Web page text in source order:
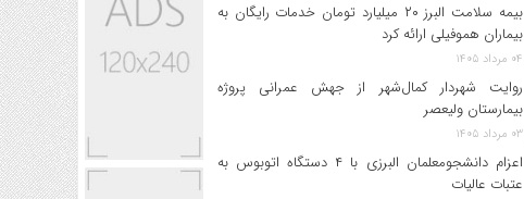
بیمه سلامت البرز ۲۰ میلیارد تومان خدمات رایگان به
بیماران هموفیلی ارائه کرد
۰۴ مرداد ۱۴۰۵
روایت شهردار کمال‌شهر از جهش عمرانی پروژه
بیمارستان ولیعصر
۰۳ مرداد ۱۴۰۵
اعزام دانشجو‌معلمان البرزی با ۴ دستگاه اتوبوس به
عتبات عالیات